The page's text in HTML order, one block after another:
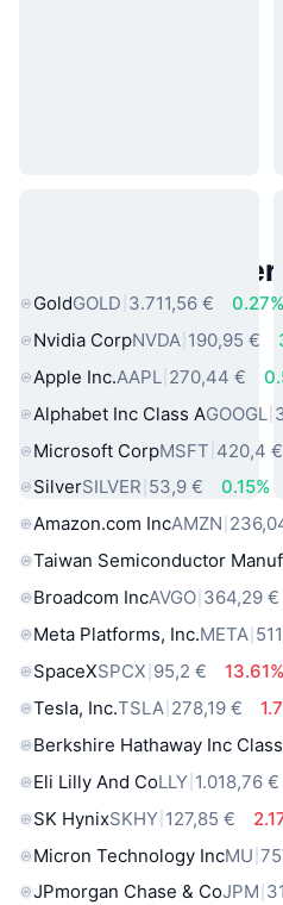
Beliebte reale
GoldGOLD 3.711,56 €
0.27%
Nvidia CorpNVDA 190,95 €
Apple Inc.AAPL 270,44 €
Alphabet Inc Class AGOOGL
Microsoft CorpMSFT 420,4 €
SilverSILVER 53,9 €
0.15%
Amazon.com IncAMZN
Taiwan Semiconductor
Broadcom IncAVGO 364,29 €
Meta Platforms, Inc.META
SpaceXSPCX 95,2 €
13.61%
Tesla, Inc.TSLA 278,19 €
Berkshire Hathaway Inc
Eli Lilly And CoLLY 1.018,76 €
SK HynixSKHY 127,85 €
Micron Technology IncMU
JPmorgan Chase & CoJPM